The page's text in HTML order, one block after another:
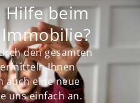
Hilfe beim
den gesamten
Ihnen
auch eine neue
uns einfach an.